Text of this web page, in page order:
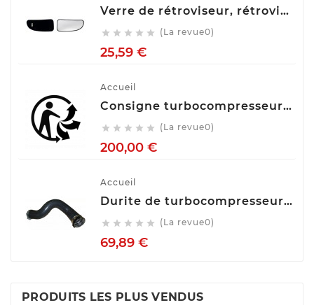
Verre de rétroviseur, rétroviseur extérieur glace SPILU 10592
     (La revue0)
25,59 €Prix
Accueil
Consigne turbocompresseur echange standart
     (La revue0)
200,00 €Prix
Accueil
Durite de turbocompresseur (Durite de turbo) TECH FRANCE M2650
     (La revue0)
69,89 €Prix
PRODUITS LES PLUS VENDUS